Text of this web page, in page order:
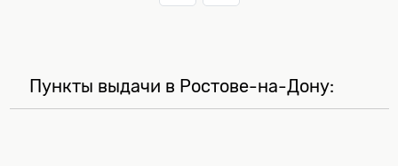
Пункты выдачи в Ростове-на-Дону: